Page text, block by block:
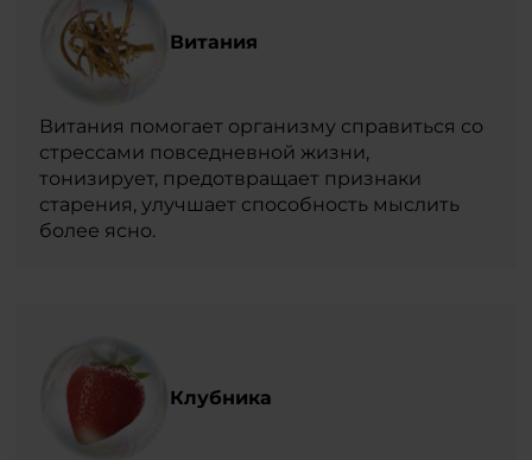
Витания
Витания помогает организму справиться со
стрессами повседневной жизни,
тонизирует, предотвращает признаки
старения, улучшает способность мыслить
более ясно.
Клубника